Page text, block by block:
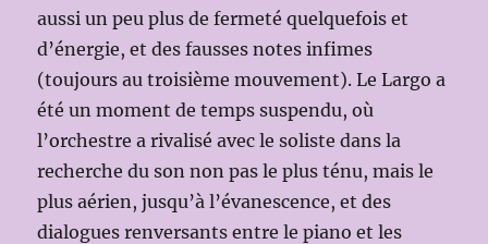
aussi un peu plus de fermeté quelquefois et
d’énergie, et des fausses notes infimes
(toujours au troisième mouvement). Le Largo a
été un moment de temps suspendu, où
l’orchestre a rivalisé avec le soliste dans la
recherche du son non pas le plus ténu, mais le
plus aérien, jusqu’à l’évanescence, et des
dialogues renversants entre le piano et les